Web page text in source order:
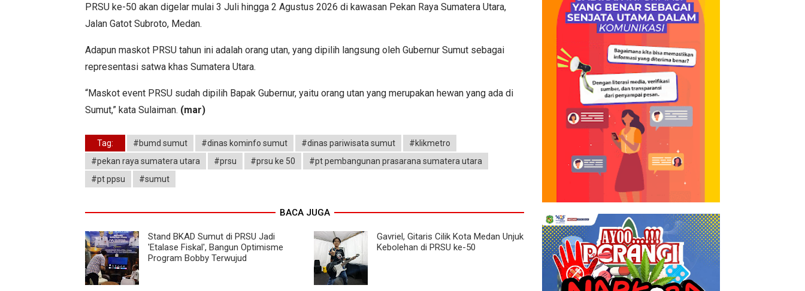
PRSU ke-50 akan digelar mulai 3 Juli hingga 2 Agustus 2026 di kawasan Pekan Raya Sumatera Utara,
Jalan Gatot Subroto, Medan.
Adapun maskot PRSU tahun ini adalah orang utan, yang dipilih langsung oleh Gubernur Sumut sebagai
representasi satwa khas Sumatera Utara.
“Maskot event PRSU sudah dipilih Bapak Gubernur, yaitu orang utan yang merupakan hewan yang ada di
Sumut,” kata Sulaiman. (mar)
Tag: #bumd sumut #dinas kominfo sumut #dinas pariwisata sumut
#klikmetro
#pekan raya sumatera utara
#prsu #prsu ke 50
#pt pembangunan prasarana sumatera utara
#pt ppsu
#sumut
BACA JUGA
Stand BKAD Sumut di PRSU Jadi
'Etalase Fiskal', Bangun Optimisme
Program Bobby Terwujud
Gavriel, Gitaris Cilik Kota Medan Unjuk
Kebolehan di PRSU ke-50